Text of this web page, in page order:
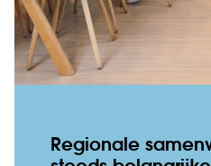
Regionale